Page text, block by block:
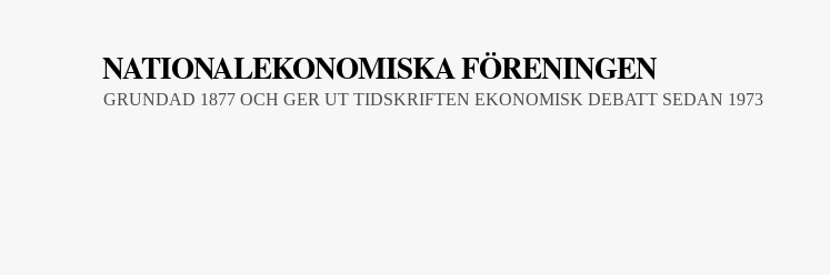
NATIONALEKONOMISKA FÖRENINGEN
GRUNDAD 1877 OCH GER UT TIDSKRIFTEN EKONOMISK DEBATT SEDAN 1973